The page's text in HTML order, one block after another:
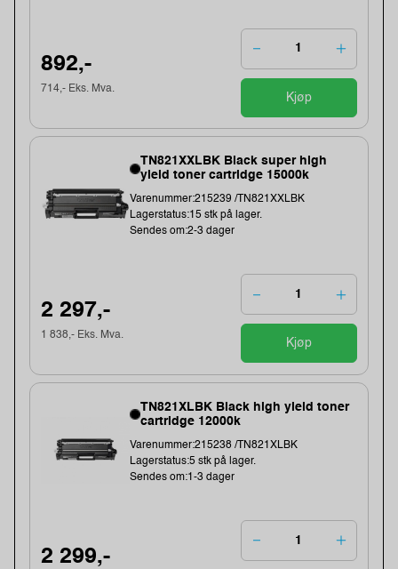
892,-
714,- Eks. Mva.
Kjøp
TN821XXLBK Black super high
yield toner cartridge 15000k
Varenummer:215239 /TN821XXLBK
Lagerstatus:15 stk på lager.
Sendes om:2-3 dager
2 297,-
1 838,- Eks. Mva.
Kjøp
TN821XLBK Black high yield toner
cartridge 12000k
Varenummer:215238 /TN821XLBK
Lagerstatus:5 stk på lager.
Sendes om:1-3 dager
2 299,-